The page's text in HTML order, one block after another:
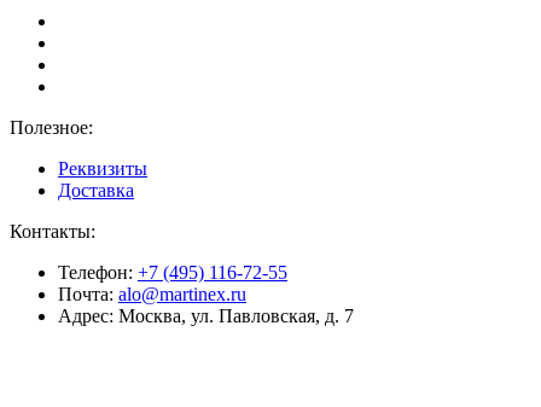
Полезное:
Реквизиты
Доставка
Контакты:
Телефон: +7 (495) 116-72-55
Почта: alo@martinex.ru
Адрес: Москва, ул. Павловская, д. 7